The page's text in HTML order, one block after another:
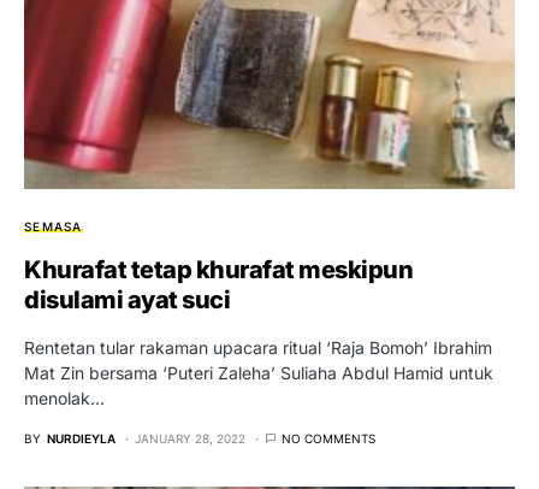
SEMASA
Khurafat tetap khurafat meskipun
disulami ayat suci
Rentetan tular rakaman upacara ritual ‘Raja Bomoh’ Ibrahim
Mat Zin bersama ‘Puteri Zaleha’ Suliaha Abdul Hamid untuk
menolak…
BY NURDIEYLA JANUARY 28, 2022 NO COMMENTS